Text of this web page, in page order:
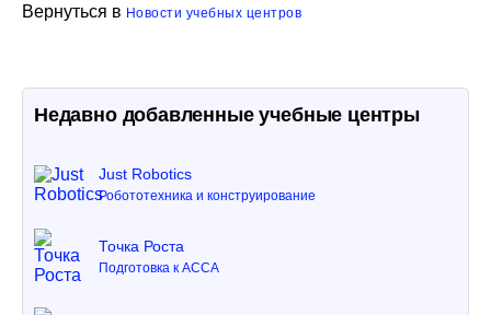
Вернуться в Новости учебных центров
Недавно добавленные учебные центры
Just Robotics
Робототехника и конструирование
Точка Роста
Подготовка к ACCA